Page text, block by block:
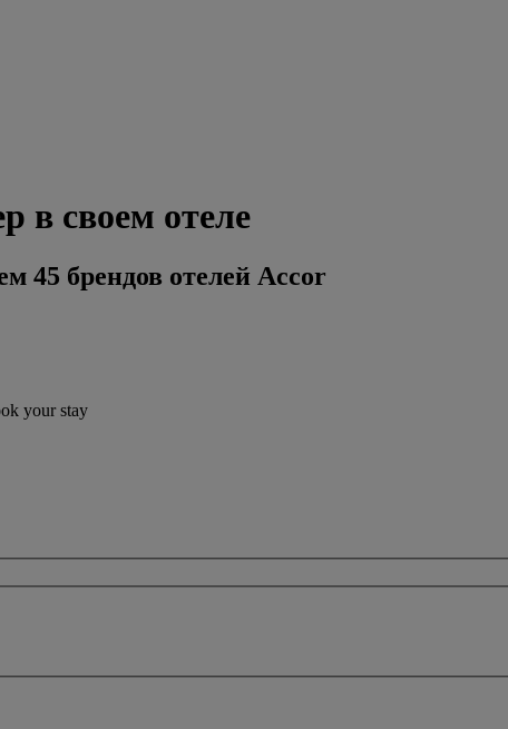
в своем отеле
45 брендов отелей Accor
your stay